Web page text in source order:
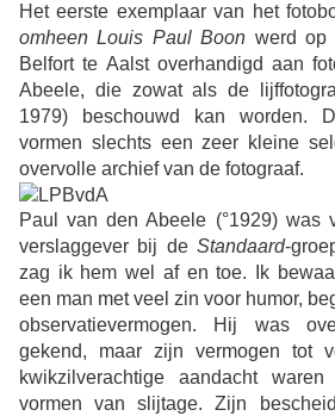
Het eerste exemplaar van het
omheen Louis Paul Boon werd op
Belfort te Aalst overhandigd aan
Abeele, die zowat als de
1979) beschouwd kan worden.
vormen slechts een zeer kleine
overvolle archief van de fotograaf.
Paul van den Abeele (°1929) was
verslaggever bij de Standaard-
zag ik hem wel af en toe. Ik
een man met veel zin voor humor,
observatievermogen. Hij was
gekend, maar zijn vermogen tot
kwikzilverachtige aandacht
vormen van slijtage. Zijn